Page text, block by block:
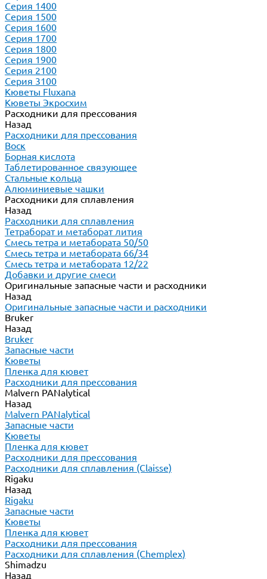
Серия 1400
Серия 1500
Серия 1600
Серия 1700
Серия 1800
Серия 1900
Серия 2100
Серия 3100
Кюветы Fluxana
Кюветы Экросхим
Расходники для прессования
Назад
Расходники для прессования
Воск
Борная кислота
Таблетированное связующее
Стальные кольца
Алюминиевые чашки
Расходники для сплавления
Назад
Расходники для сплавления
Тетраборат и метаборат лития
Смесь тетра и метабората 50/50
Смесь тетра и метабората 66/34
Смесь тетра и метабората 12/22
Добавки и другие смеси
Оригинальные запасные части и расходники
Назад
Оригинальные запасные части и расходники
Bruker
Назад
Bruker
Запасные части
Кюветы
Пленка для кювет
Расходники для прессования
Malvern PANalytical
Назад
Malvern PANalytical
Запасные части
Кюветы
Пленка для кювет
Расходники для прессования
Расходники для сплавления (Claisse)
Rigaku
Назад
Rigaku
Запасные части
Кюветы
Пленка для кювет
Расходники для прессования
Расходники для сплавления (Chemplex)
Shimadzu
Назад